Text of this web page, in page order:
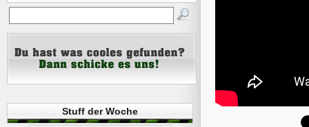
Stuff der Woche